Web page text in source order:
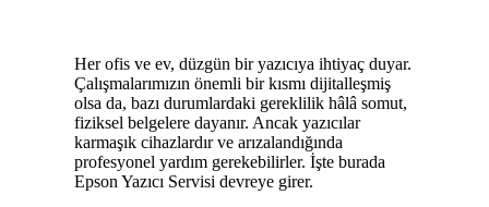
Her ofis ve ev, düzgün bir yazıcıya ihtiyaç duyar.
Çalışmalarımızın önemli bir kısmı dijitalleşmiş
olsa da, bazı durumlardaki gereklilik hâlâ somut,
fiziksel belgelere dayanır. Ancak yazıcılar
karmaşık cihazlardır ve arızalandığında
profesyonel yardım gerekebilirler. İşte burada
Epson Yazıcı Servisi devreye girer.